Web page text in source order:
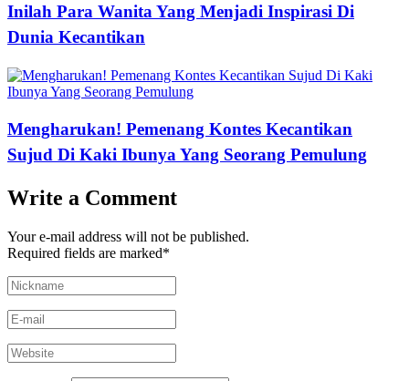
Inilah Para Wanita Yang Menjadi Inspirasi Di
Dunia Kecantikan
Mengharukan! Pemenang Kontes Kecantikan
Sujud Di Kaki Ibunya Yang Seorang Pemulung
Write a Comment
Your e-mail address will not be published.
Required fields are marked*